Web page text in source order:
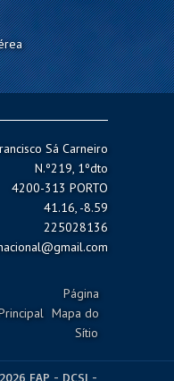
Sá Carneiro
N.º219, 1ºdto
4200-313 PORTO
41.16, -8.59
225028136
Página
Mapa do
Sítio
FAP - DCSI -